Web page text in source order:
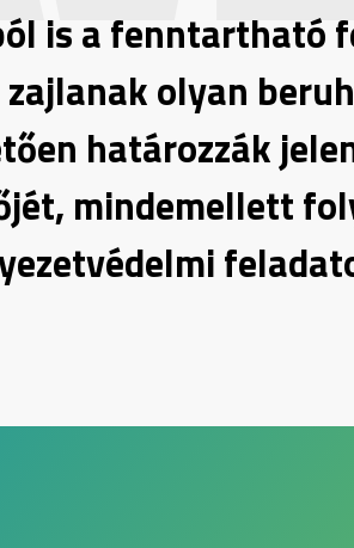
is a fenntartható
olyan
határozzák
mindemellett